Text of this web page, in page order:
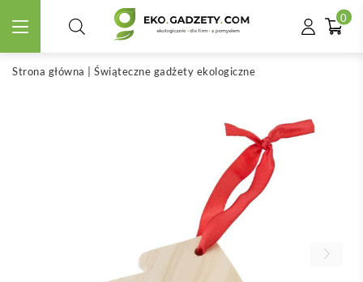
0
Strona główna Świąteczne gadżety ekologiczne